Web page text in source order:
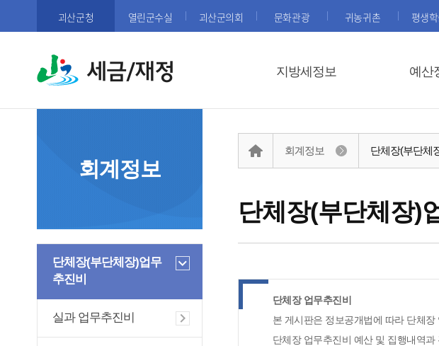
괴산군청 열린군수실 괴산군의회 문화관광 귀농귀촌 평생
세금/재정 지방세정보 예산
회계정보
단체장(부단체장)업무
추진비
실과 업무추진비
단체장(부단체장)
회계정보 단체장(부단체
단체장 업무추진비
본 게시판은 정보공개법에 따라 단체
단체장 업무추진비 예산 및 집행내역